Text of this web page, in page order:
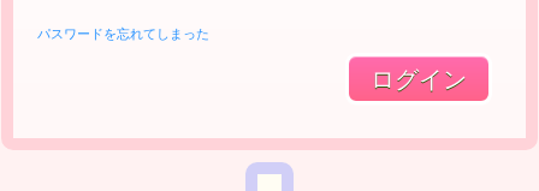
パスワードを忘れてしまった